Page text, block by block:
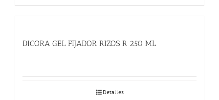
DICORA GEL FIJADOR RIZOS R 250 ML
Detalles